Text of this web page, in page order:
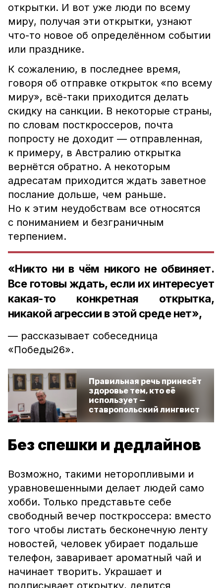
открытки. И вот уже люди по всему
миру, получая эти открытки, узнают
что-то новое об определённом событии
или празднике.
К сожалению, в последнее время,
говоря об отправке открыток «по всему
миру», всё-таки приходится делать
скидку на санкции. В некоторые страны,
по словам посткроссеров, почта
попросту не доходит — отправленная,
к примеру, в Австралию открытка
вернётся обратно. А некоторым
адресатам приходится ждать заветное
послание дольше, чем раньше.
Но к этим неудобствам все относятся
с пониманием и безграничным
терпением.
«Никто ни в чём никого не обвиняет.
Все готовы ждать, если их интересует
какая-то конкретная открытка,
никакой агрессии в этой среде нет»,
— рассказывает собеседница
«Победы26».
Правильная речь принесёт
здоровье тем, кто её
использует —
ставропольский лингвист
Без спешки и дедлайнов
Возможно, такими неторопливыми и
уравновешенными делает людей само
хобби. Только представьте себе
свободный вечер посткроссера: вместо
того чтобы листать бесконечную ленту
новостей, человек убирает подальше
телефон, заваривает ароматный чай и
начинает творить. Украшает и
подписывает открытку, делится